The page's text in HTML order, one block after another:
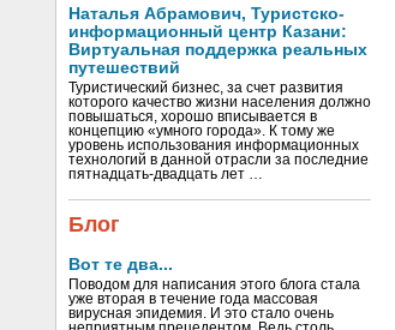
Наталья Абрамович, Туристско-
информационный центр Казани:
Виртуальная поддержка реальных
путешествий
Туристический бизнес, за счет развития
которого качество жизни населения должно
повышаться, хорошо вписывается в
концепцию «умного города». К тому же
уровень использования информационных
технологий в данной отрасли за последние
пятнадцать-двадцать лет …
Блог
Вот те два...
Поводом для написания этого блога стала
уже вторая в течение года массовая
вирусная эпидемия. И это стало очень